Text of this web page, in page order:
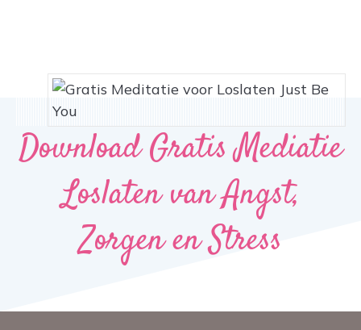
Download Gratis Mediatie
Loslaten van Angst,
Zorgen en Stress